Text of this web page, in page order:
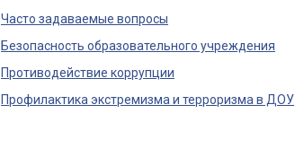
Часто задаваемые вопросы
Безопасность образовательного учреждения
Противодействие коррупции
Профилактика экстремизма и терроризма в ДОУ